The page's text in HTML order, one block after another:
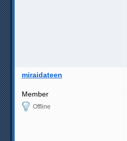
miraidateen
Member
Offline